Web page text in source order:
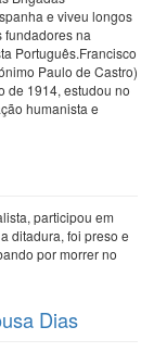
e viveu longos
fundadores na
Português.Francisco
Paulo de Castro)
de 1914, estudou no
humanista e
participou em
ditadura, foi preso e
por morrer no
Dias